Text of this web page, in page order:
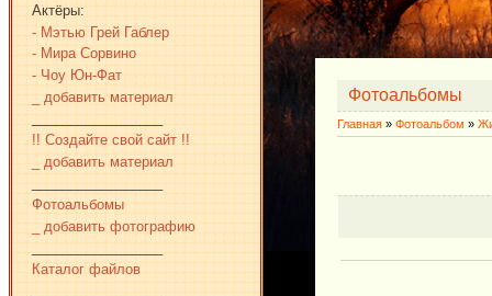
Актёры:
- Мэтью Грей Габлер
- Мира Сорвино
- Чоу Юн-Фат
_ добавить материал
!! Создайте свой сайт !!
_ добавить материал
Фотоальбомы
_ добавить фотографию
Каталог файлов
Фотоальбомы
Главная » Фотоальбом »